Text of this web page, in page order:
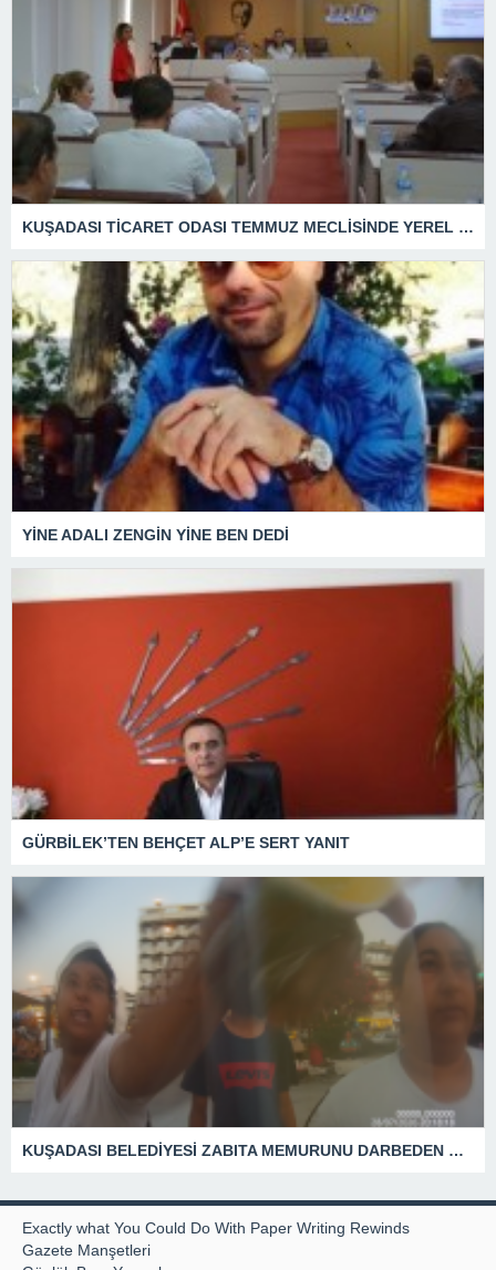
KUŞADASI TİCARET ODASI TEMMUZ MECLİSİNDE YEREL İŞLETMELERE ANLAMLI DESTEK
YİNE ADALI ZENGİN YİNE BEN DEDİ
GÜRBİLEK’TEN BEHÇET ALP’E SERT YANIT
KUŞADASI BELEDİYESİ ZABITA MEMURUNU DARBEDEN DİLENCİ 2 KADIN TUTUKLANDI
Exactly what You Could Do With Paper Writing Rewinds
Gazete Manşetleri